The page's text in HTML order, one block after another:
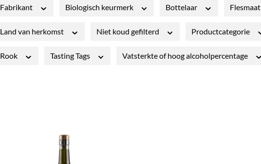
Fabrikant Biologisch keurmerk Bottelaar Flesmaat
Land van herkomst Niet koud gefilterd Productcategorie
Rook Tasting Tags Vatsterkte of hoog alcoholpercentage